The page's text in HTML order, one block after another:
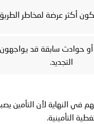
أكثر عرضة لمخاطر
أو حوادث سابقة قد
التجديد.
النهاية لأن التأمين
التأمينية.